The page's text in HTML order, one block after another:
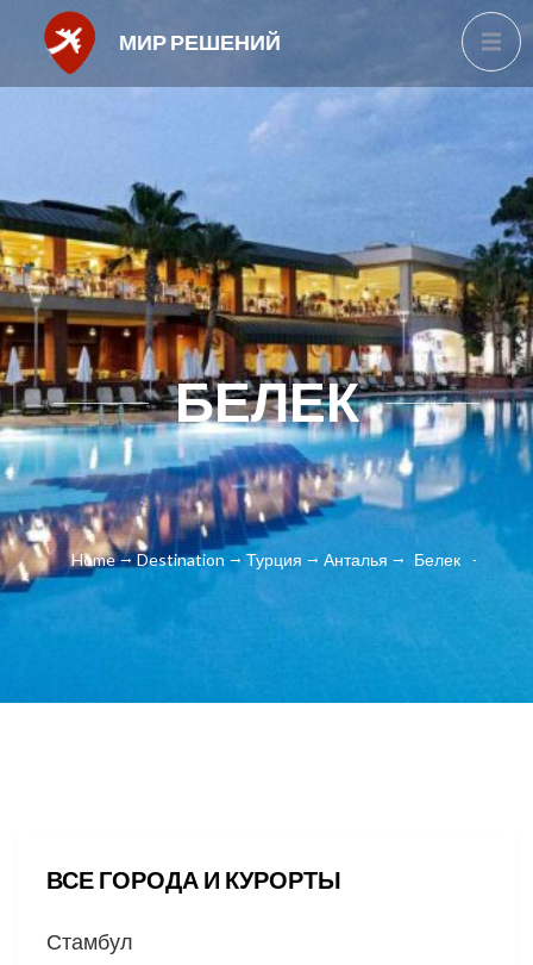
МИР РЕШЕНИЙ
БЕЛЕК
Home Destination Турция Анталья Белек
ВСЕ ГОРОДА И КУРОРТЫ
Стамбул